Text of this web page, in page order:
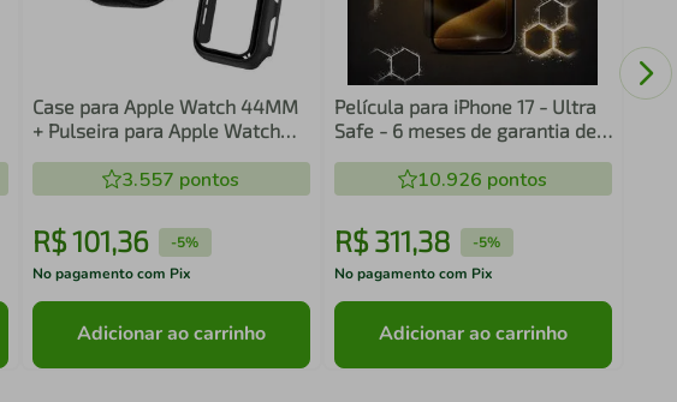
Case para Apple Watch 44MM
+ Pulseira para Apple Watch
3.557 pontos
R$101,36 -5%
No pagamento com Pix
Adicionar ao carrinho
Película para iPhone 17 - Ultra
Safe - 6 meses de garantia de
10.926 pontos
R$ 311,38 -5%
No pagamento com Pix
Adicionar ao carrinho